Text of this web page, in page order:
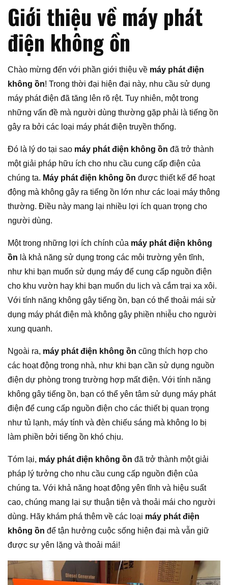
Giới thiệu về máy phát
điện không ồn
Chào mừng đến với phần giới thiệu về máy phát điện
không ồn! Trong thời đại hiện đại này, nhu cầu sử dụng
máy phát điện đã tăng lên rõ rệt. Tuy nhiên, một trong
những vấn đề mà người dùng thường gặp phải là tiếng ồn
gây ra bởi các loại máy phát điện truyền thống.
Đó là lý do tại sao máy phát điện không ồn đã trở thành
một giải pháp hữu ích cho nhu cầu cung cấp điện của
chúng ta. Máy phát điện không ồn được thiết kế để hoạt
động mà không gây ra tiếng ồn lớn như các loại máy thông
thường. Điều này mang lại nhiều lợi ích quan trọng cho
người dùng.
Một trong những lợi ích chính của máy phát điện không
ồn là khả năng sử dụng trong các môi trường yên tĩnh,
như khi bạn muốn sử dụng máy để cung cấp nguồn điện
cho khu vườn hay khi bạn muốn du lịch và cắm trại xa xôi.
Với tính năng không gây tiếng ồn, bạn có thể thoải mái sử
dụng máy phát điện mà không gây phiền nhiễu cho người
xung quanh.
Ngoài ra, máy phát điện không ồn cũng thích hợp cho
các hoạt động trong nhà, như khi bạn cần sử dụng nguồn
điện dự phòng trong trường hợp mất điện. Với tính năng
không gây tiếng ồn, bạn có thể yên tâm sử dụng máy phát
điện để cung cấp nguồn điện cho các thiết bị quan trọng
như tủ lạnh, máy tính và đèn chiếu sáng mà không lo bị
làm phiền bởi tiếng ồn khó chịu.
Tóm lại, máy phát điện không ồn đã trở thành một giải
pháp lý tưởng cho nhu cầu cung cấp nguồn điện của
chúng ta. Với khả năng hoạt động yên tĩnh và hiệu suất
cao, chúng mang lại sự thuận tiện và thoải mái cho người
dùng. Hãy khám phá thêm về các loại máy phát điện
không ồn để tận hưởng cuộc sống hiện đại mà vẫn giữ
được sự yên lặng và thoải mái!